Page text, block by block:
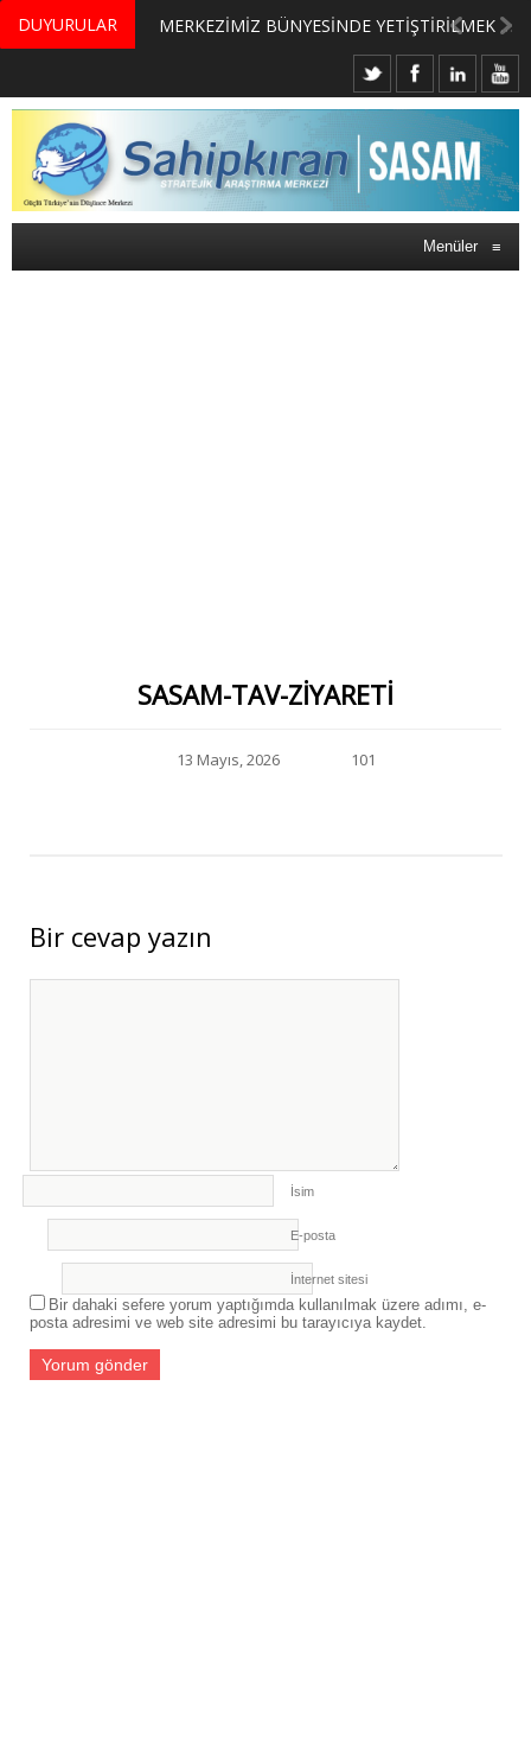
DUYURULAR MERKEZİMİZ BÜNYESİNDE YETİŞTİRİLMEK ÜZERE GÖNÜLLÜ ÜLKE MASASI UZMANI VE UZMAN ADAYLARI ARIYORUZ
Menüler ≡
SASAM-TAV-ZIYARETI
13 Mayıs, 2026 101
Bir cevap yazın
İsim
E-posta
İnternet sitesi
Bir dahaki sefere yorum yaptığımda kullanılmak üzere adımı, e-
posta adresimi ve web site adresimi bu tarayıcıya kaydet.